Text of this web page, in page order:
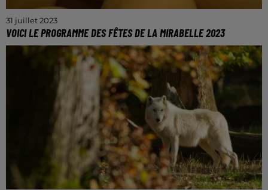
31 juillet 2023
VOICI LE PROGRAMME DES FÊTES DE LA MIRABELLE 2023
De nombreuses animations vont avoir lieu de 18 au